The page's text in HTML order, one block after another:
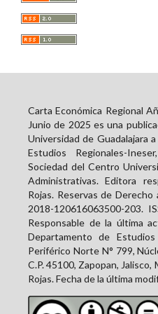
Carta Económica Regional
Junio de 2025 es una
Universidad de Guadalajara
Estudios Regionales-
Sociedad del Centro
Administrativas. Editora
Rojas. Reservas de
2018-120616063500-203.
Responsable de la última
Departamento de Estudios
Periférico Norte N° 799,
C.P. 45100, Zapopan,
Rojas. Fecha de la última